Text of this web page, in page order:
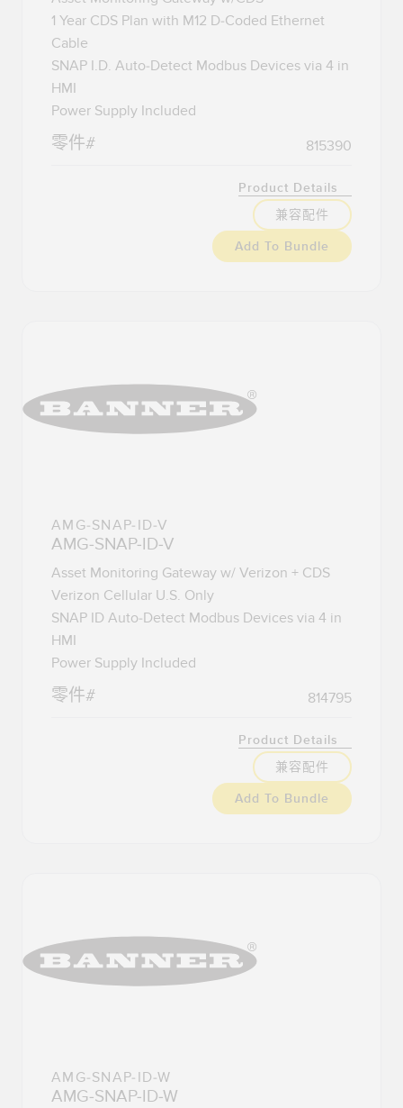
1 Year CDS Plan with M12 D-Coded Ethernet
Cable
SNAP I.D. Auto-Detect Modbus Devices via 4 in
HMI
Power Supply Included
零件# 815390
Product Details
兼容配件
Add To Bundle
AMG-SNAP-ID-V
AMG-SNAP-ID-V
Asset Monitoring Gateway w/ Verizon + CDS
Verizon Cellular U.S. Only
SNAP ID Auto-Detect Modbus Devices via 4 in
HMI
Power Supply Included
零件# 814795
Product Details
兼容配件
Add To Bundle
AMG-SNAP-ID-W
AMG-SNAP-ID-W